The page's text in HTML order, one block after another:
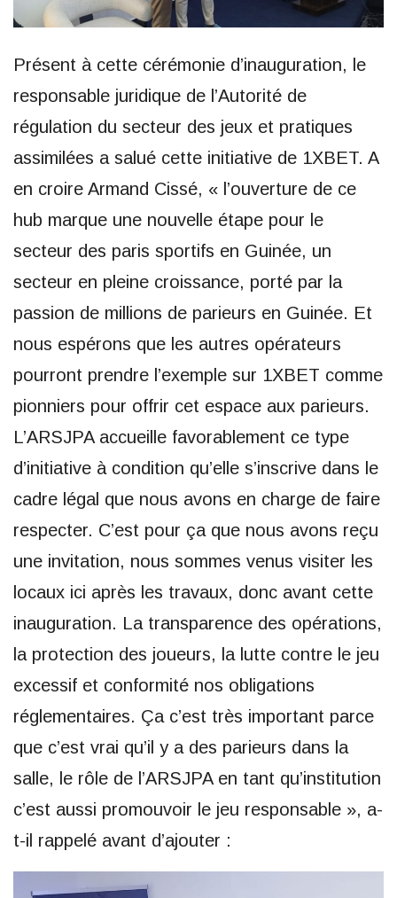
Présent à cette cérémonie d’inauguration, le
responsable juridique de l’Autorité de
régulation du secteur des jeux et pratiques
assimilées a salué cette initiative de 1XBET. A
en croire Armand Cissé, « l’ouverture de ce
hub marque une nouvelle étape pour le
secteur des paris sportifs en Guinée, un
secteur en pleine croissance, porté par la
passion de millions de parieurs en Guinée. Et
nous espérons que les autres opérateurs
pourront prendre l’exemple sur 1XBET comme
pionniers pour offrir cet espace aux parieurs.
L’ARSJPA accueille favorablement ce type
d’initiative à condition qu’elle s’inscrive dans le
cadre légal que nous avons en charge de faire
respecter. C’est pour ça que nous avons reçu
une invitation, nous sommes venus visiter les
locaux ici après les travaux, donc avant cette
inauguration. La transparence des opérations,
la protection des joueurs, la lutte contre le jeu
excessif et conformité nos obligations
réglementaires. Ça c’est très important parce
que c’est vrai qu’il y a des parieurs dans la
salle, le rôle de l’ARSJPA en tant qu’institution
c’est aussi promouvoir le jeu responsable », a-
t-il rappelé avant d’ajouter :